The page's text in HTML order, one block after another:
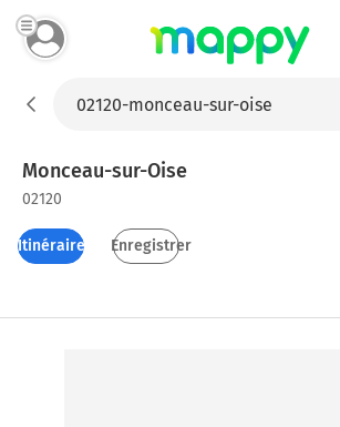
Monceau-sur-Oise
02120
Itinéraires Enregistrer